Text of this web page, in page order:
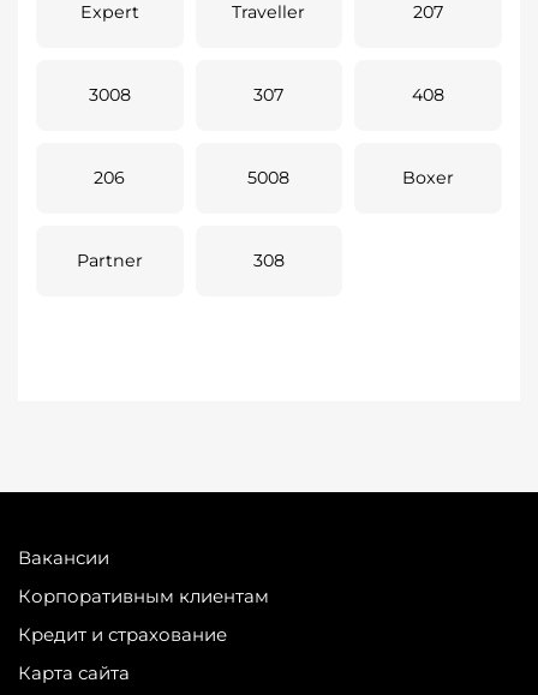
Expert Traveller 207
3008 307 408
206 5008 Boxer
Partner 308
Вакансии
Корпоративным клиентам
Кредит и страхование
Карта сайта